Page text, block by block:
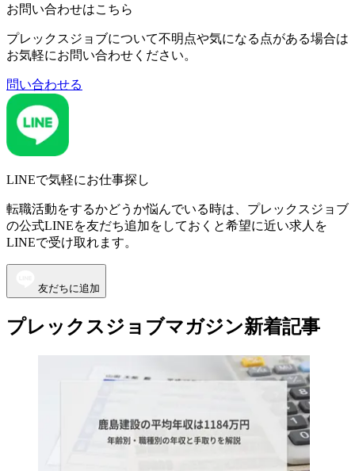
お問い合わせはこちら
プレックスジョブについて不明点や気になる点がある場合は
お気軽にお問い合わせください。
問い合わせる
LINEで気軽にお仕事探し
転職活動をするかどうか悩んでいる時は、プレックスジョブ
の公式LINEを友だち追加をしておくと希望に近い求人を
LINEで受け取れます。
友だちに追加
プレックスジョブマガジン新着記事